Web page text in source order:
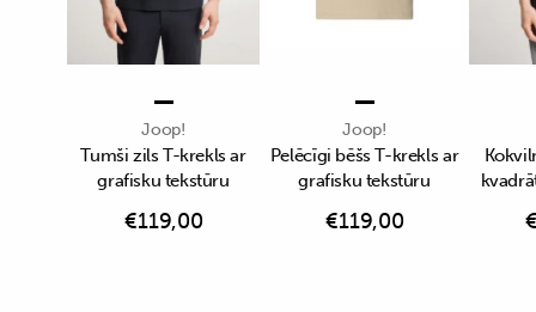
Joop!
Tumši zils T-krekls ar
grafisku tekstūru
€119,00
Joop!
Pelēcīgi bēšs T-krekls ar
grafisku tekstūru
€119,00